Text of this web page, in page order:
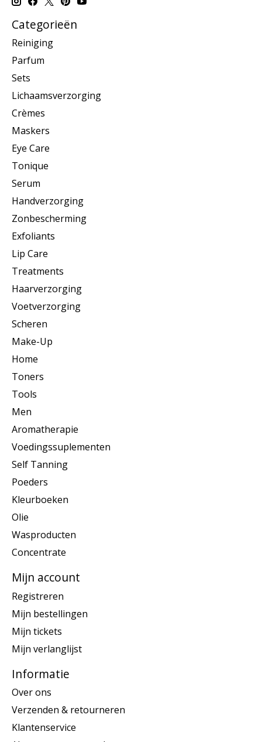
Categorieën
Reiniging
Parfum
Sets
Lichaamsverzorging
Crèmes
Maskers
Eye Care
Tonique
Serum
Handverzorging
Zonbescherming
Exfoliants
Lip Care
Treatments
Haarverzorging
Voetverzorging
Scheren
Make-Up
Home
Toners
Tools
Men
Aromatherapie
Voedingssuplementen
Self Tanning
Poeders
Kleurboeken
Olie
Wasproducten
Concentrate
Mijn account
Registreren
Mijn bestellingen
Mijn tickets
Mijn verlanglijst
Informatie
Over ons
Verzenden & retourneren
Klantenservice